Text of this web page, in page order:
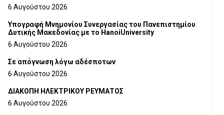
6 Αυγούστου 2026
Υπογραφή Μνημονίου Συνεργασίας του Πανεπιστημίου
Δυτικής Μακεδονίας με το HanoiUniversity
6 Αυγούστου 2026
Σε απόγνωση λόγω αδέσποτων
6 Αυγούστου 2026
ΔΙΑΚΟΠΗ ΗΛΕΚΤΡΙΚΟΥ ΡΕΥΜΑΤΟΣ
6 Αυγούστου 2026